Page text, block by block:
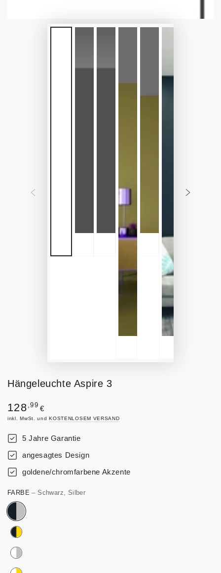
Hängeleuchte Aspire 3
Regulärer
Preis
128 ,99 €
inkl. MwSt. undKOSTENLOSEM VERSAND
5 Jahre Garantie
angesagtes Design
goldene/chromfarbene Akzente
FARBE– Schwarz, Silber